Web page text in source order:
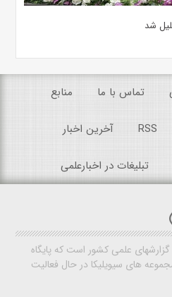
شد
تماس با ما منابع
RSS آخرین اخبار
تبلیغات در اخبارعلمی
علمی کشور است که پایگاه
های سیویلیکا در حال فعالیت